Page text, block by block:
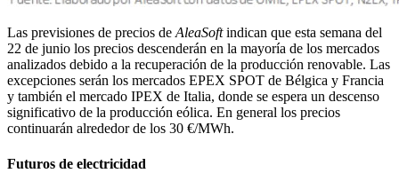
Las previsiones de precios de AleaSoftindican que esta semana del
22 de junio los precios descenderán en la mayoría de los mercados
analizados debido a la recuperación de la producción renovable. Las
excepciones serán los mercados EPEX SPOT de Bélgica y Francia
y también el mercado IPEX de Italia, donde se espera un descenso
significativo de la producción eólica. En general los precios
continuarán alrededor de los 30 €/MWh.
Futuros de electricidad